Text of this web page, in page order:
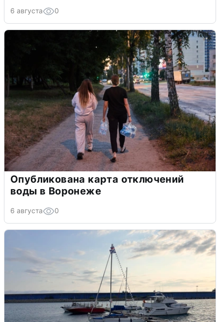
6 августа 0
Опубликована карта отключений
воды в Воронеже
6 августа 0